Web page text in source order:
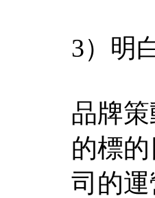
3）明
品牌
的標
司的